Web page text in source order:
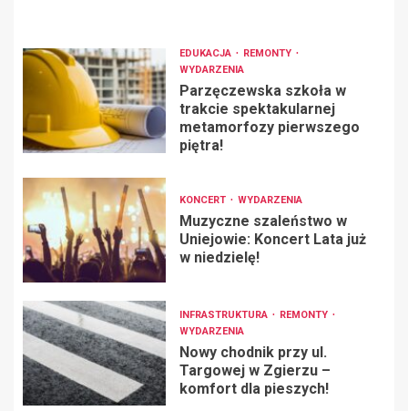
EDUKACJA
REMONTY
WYDARZENIA
Parzęczewska szkoła w
trakcie spektakularnej
metamorfozy pierwszego
piętra!
KONCERT WYDARZENIA
Muzyczne szaleństwo w
Uniejowie: Koncert Lata już
w niedzielę!
INFRASTRUKTURA
REMONTY
WYDARZENIA
Nowy chodnik przy ul.
Targowej w Zgierzu –
komfort dla pieszych!